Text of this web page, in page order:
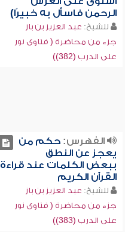
الرحمن فاسأل به خبيرًا)
للشيخ: عبد العزيز بن باز
جزء من محاضرة ( فتاوى نور
على الدرب (382))
الفهرس:حكم من
يعجز عن النطق
ببعض الكلمات عند قراءة
القرآن الكريم
للشيخ: عبد العزيز بن باز
جزء من محاضرة ( فتاوى نور
على الدرب (383))